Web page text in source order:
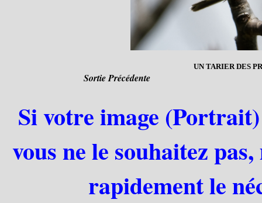
UN TARIER DES
Sortie Précédente
Si votre image
vous ne le souhaitez
rapidement le